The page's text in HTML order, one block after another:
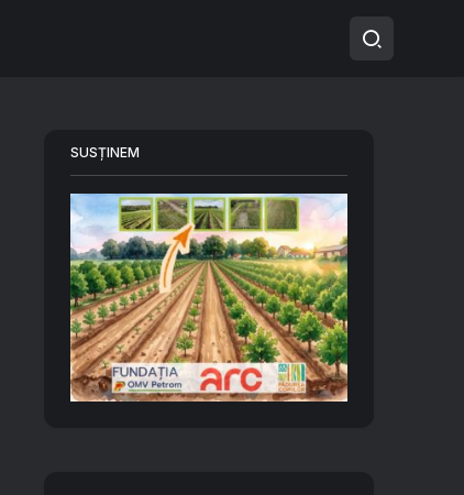
SUSȚINEM